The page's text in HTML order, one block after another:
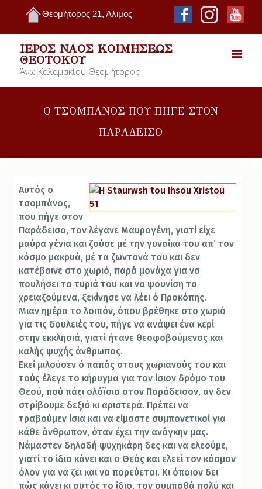
Θεομήτορος 21, Άλιμος
ΙΕΡΌΣ ΝΑΌΣ ΚΟΙΜΉΣΕΩΣ
ΘΕΟΤΌΚΟΥ
Άνω Καλαμακίου Θεομήτορος
Ο ΤΣΟΜΠΑΝΟΣ ΠΟΥ ΠΗΓΕ ΣΤΟΝ
ΠΑΡΑΔΕΙΣΟ
Αυτός ο
τσοµπάνος,
που πήγε στον
Παράδεισο, τον λέγανε Μαυρογένη, γιατί είχε
µαύρα γένια και ζούσε µέ την γυναίκα του απ’ τον
κόσμο µακρυά, µέ τα ζωντανά του και δεν
κατέβαινε στο χωριό, παρά µονάχα για να
πουλήσει τα τυριά του και να ψουνίση τα
χρειαζούµενα, ξεκίνησε να λέει ό Προκόπης.
Μιαν ημέρα το λοιπόν, όπου βρέθηκε στο χωριό
για τις δουλειές του, πήγε να ανάψει ένα κερί
στην εκκλησιά, γιατί ήτανε θεοφοβούμενος και
καλής ψυχής άνθρωπος.
Εκεί µιλούσεν ό παπάς στους χωριανούς του και
τούς έλεγε το κήρυγμα για τον ίσιον δρόμο του
Θεού, πού πάει ολόϊσια στον Παράδεισον, αν δεν
στρίβουµε δεξιά κι αριστερά. Πρέπει να
τραβούµεν ίσια και να είµαστε συµπονετικοί για
κάθε άνθρωπον, όταν έχει την ανάγκην µας.
Νάµαστεν δηλαδή ψυχηκάρη δες και να ελεούμε,
γιατί το ίδιο κάνει και ο Θεός και ελεεί τον κόσµον
όλον για να ζει και να πορεύεται. Κι όποιον δει
πώς κάνει κι αυτός το ίδιο, τον συµπαθά πολύ και